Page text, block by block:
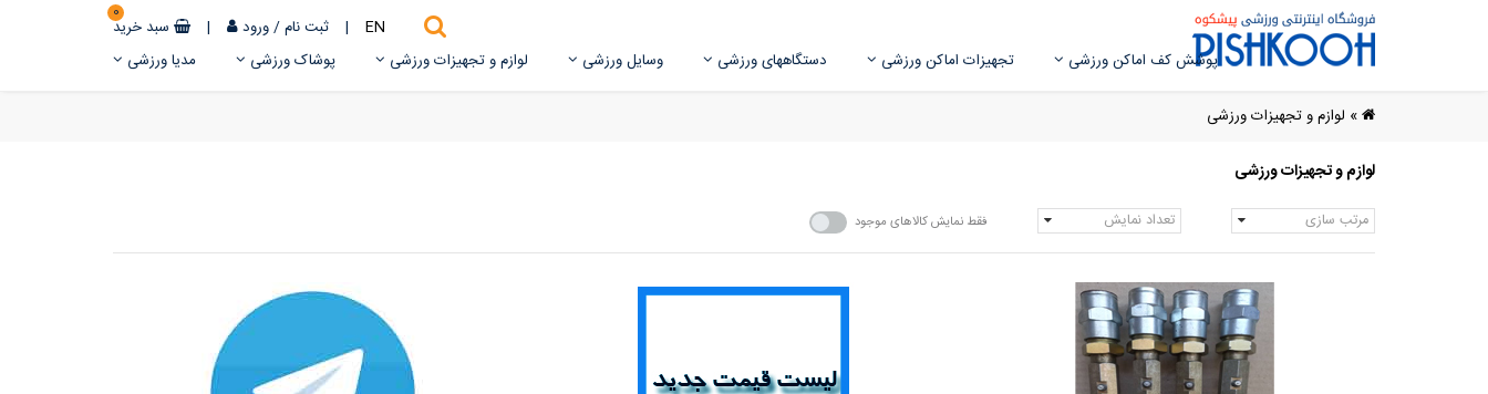
EN
| ثبت نام/ورود | سبد خرید
0
پوشش کف اماکن ورزشی تجهیزات اماکن ورزشی دستگاههای ورزشی وسایل ورزشی لوازم و تجهیزات ورزشی پوشاک ورزشی مدیا ورزشی
» لوازم و تجهیزات ورزشی
لوازم و تجهیزات ورزشی
مرتب سازی تعداد نمایش فقط نمایش کالاهای موجود